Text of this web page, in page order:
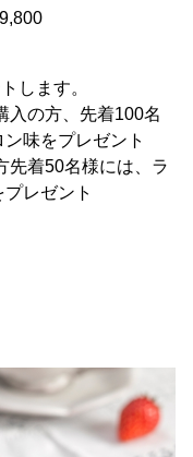
します。
入の方、先着100名
味をプレゼント
先着50名様には、ラ
レゼント